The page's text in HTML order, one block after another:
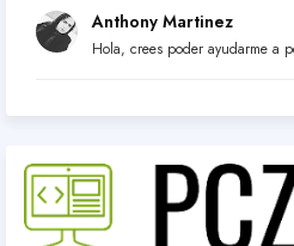
Anthony Martinez
Hola, crees poder ayudarme a